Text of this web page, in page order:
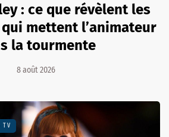
: ce que révèlent les
mettent l’animateur
la tourmente
8 août 2026
TV